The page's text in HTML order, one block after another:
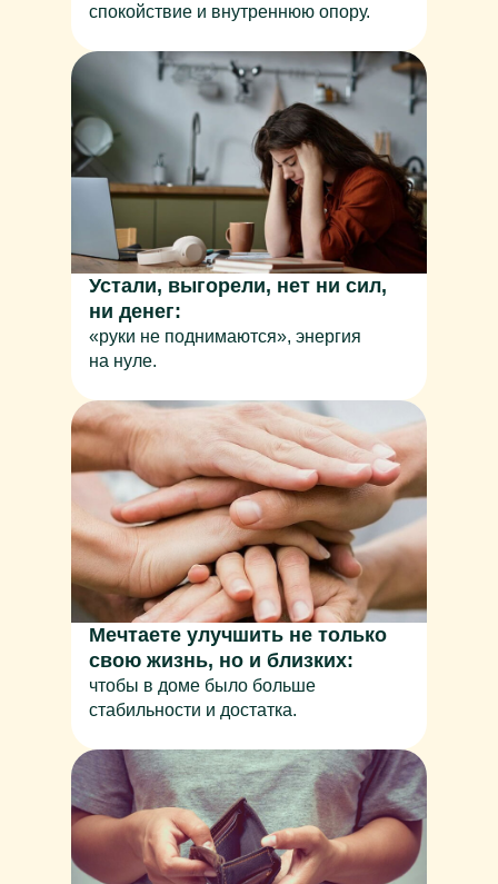
спокойствие и внутреннюю опору.
Устали, выгорели, нет ни сил,
ни денег:
«руки не поднимаются», энергия
на нуле.
Мечтаете улучшить не только
свою жизнь, но и близких:
чтобы в доме было больше
стабильности и достатка.